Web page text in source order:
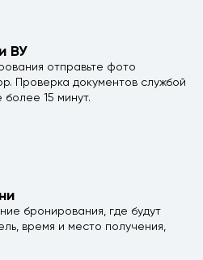
ВУ
отправьте фото
Проверка документов службой
15 минут.
бронирования, где будут
время и место получения,